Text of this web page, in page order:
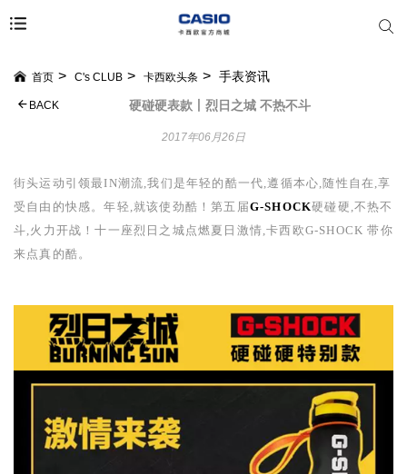
首页 C's CLUB 卡西欧头条 手表资讯
硬碰硬表款丨烈日之城 不热不斗
BACK
2017年06月26日
街头运动引领最IN潮流,我们是年轻的酷一代,遵循本心,随性自在,享
受自由的快感。年轻,就该使劲酷！第五届G-SHOCK硬碰硬,不热不
斗,火力开战！十一座烈日之城点燃夏日激情,卡西欧G-SHOCK带你
来点真的酷。